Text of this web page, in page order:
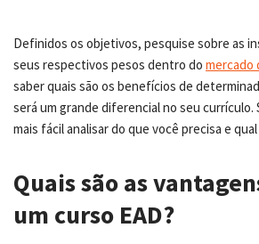
Definidos os objetivos, pesquise sobre as
seus respectivos pesos dentro do mercado
saber quais são os benefícios de
será um grande diferencial no seu currículo.
mais fácil analisar do que você precisa e
Quais são as
um curso EAD?